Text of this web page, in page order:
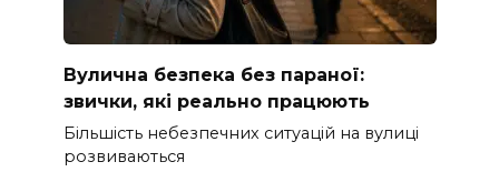
Вулична безпека без параної:
звички, які реально працюють
Більшість небезпечних ситуацій на вулиці
розвиваються